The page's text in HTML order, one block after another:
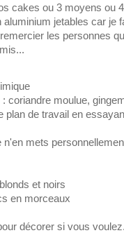
cakes ou 3 moyens ou
jetables car je
les personnes
: coriandre moulue,
plan de travail en
n'en mets
et noirs
en morceaux
décorer si vous